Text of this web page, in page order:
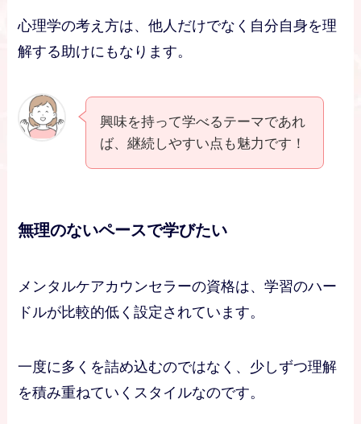
心理学の考え方は、他人だけでなく自分自身を理
解する助けにもなります。
興味を持って学べるテーマであれ
ば、継続しやすい点も魅力です！
無理のないペースで学びたい
メンタルケアカウンセラーの資格は、学習のハー
ドルが比較的低く設定されています。
一度に多くを詰め込むのではなく、少しずつ理解
を積み重ねていくスタイルなのです。